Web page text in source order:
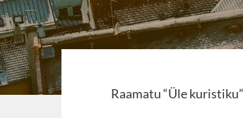
Raamatu “Üle